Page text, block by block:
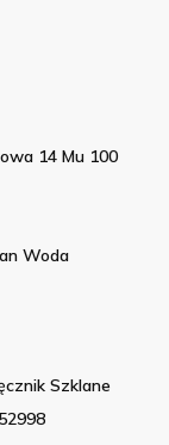
14 Mu 100
Woda
Szklane